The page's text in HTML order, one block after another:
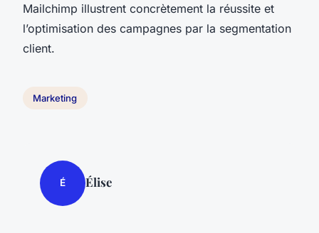
Mailchimp illustrent concrètement la réussite et
l’optimisation des campagnes par la segmentation
client.
Marketing
É Élise